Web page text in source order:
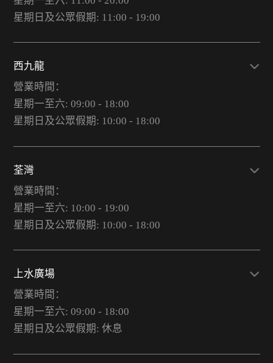
星期日及公眾假期: 11:00 - 19:00
西九龍
營業時間：
星期一至六: 09:00 - 18:00
星期日及公眾假期: 10:00 - 18:00
荃灣
營業時間：
星期一至六: 10:00 - 19:00
星期日及公眾假期: 10:00 - 18:00
上水廣場
營業時間：
星期一至六: 09:00 - 18:00
星期日及公眾假期: 休息